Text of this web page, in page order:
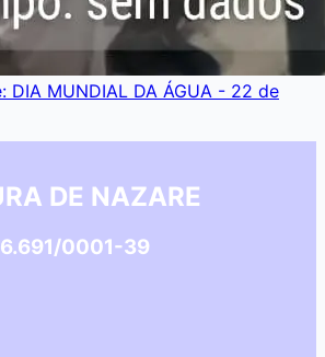
DIA MUNDIAL DA ÁGUA - 22 de
DE NAZARE
0001-39